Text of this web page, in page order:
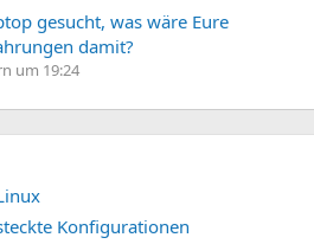
gesucht, was wäre Eure
damit?
um 19:24
Konfigurationen